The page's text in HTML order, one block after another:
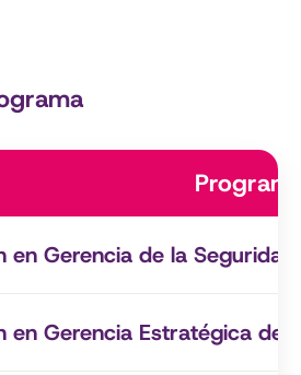
en Gerencia de la
en Gerencia Estratégica del